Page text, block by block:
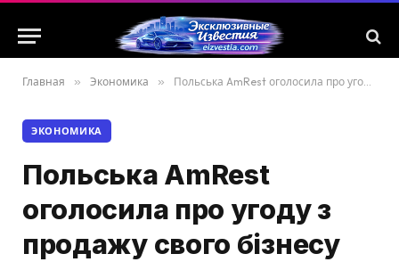
Главная » Экономика » Польська AmRest оголосила про угоду з продажу свого бізнесу KFC в росії
ЭКОНОМИКА
Польська AmRest
оголосила про угоду з
продажу свого бізнесу